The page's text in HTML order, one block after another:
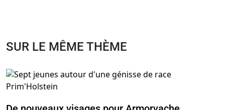
SUR LE MÊME THÈME